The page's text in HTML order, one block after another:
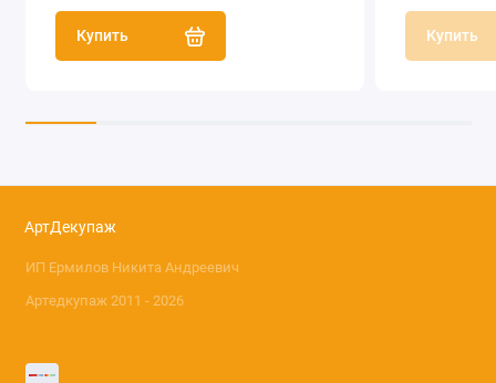
Купить Купить
АртДекупаж
ИП Ермилов Никита Андреевич
Артедкупаж 2011 - 2026